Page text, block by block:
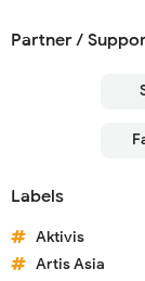
Partner /
Labels
Aktivis
Artis Asia